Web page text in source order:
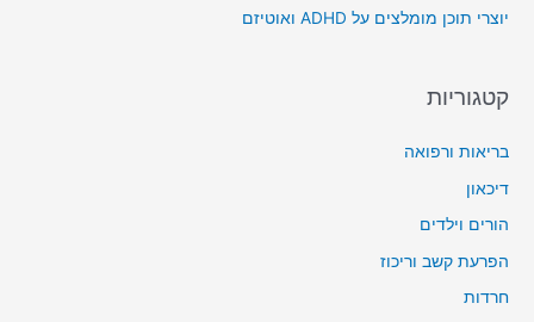
:יוצרי תוכן מומלצים על ADHD ואוטיזם
קטגוריות
בריאות ורפואה
דיכאון
הורים וילדים
הפרעת קשב וריכוז
חרדות